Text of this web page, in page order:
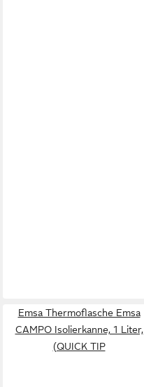
Emsa Thermoflasche Emsa
CAMPO Isolierkanne, 1 Liter,
(QUICK TIP